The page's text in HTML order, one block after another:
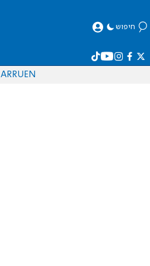
חיפוש
EN
RU
AR